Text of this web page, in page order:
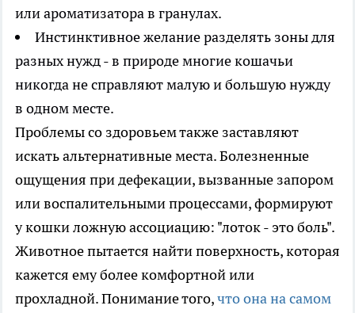
или ароматизатора в гранулах.
Инстинктивное желание разделять зоны для
разных нужд - в природе многие кошачьи
никогда не справляют малую и большую нужду
в одном месте.
Проблемы со здоровьем также заставляют
искать альтернативные места. Болезненные
ощущения при дефекации, вызванные запором
или воспалительными процессами, формируют
у кошки ложную ассоциацию: "лоток - это боль".
Животное пытается найти поверхность, которая
кажется ему более комфортной или
прохладной. Понимание того,что она на самом